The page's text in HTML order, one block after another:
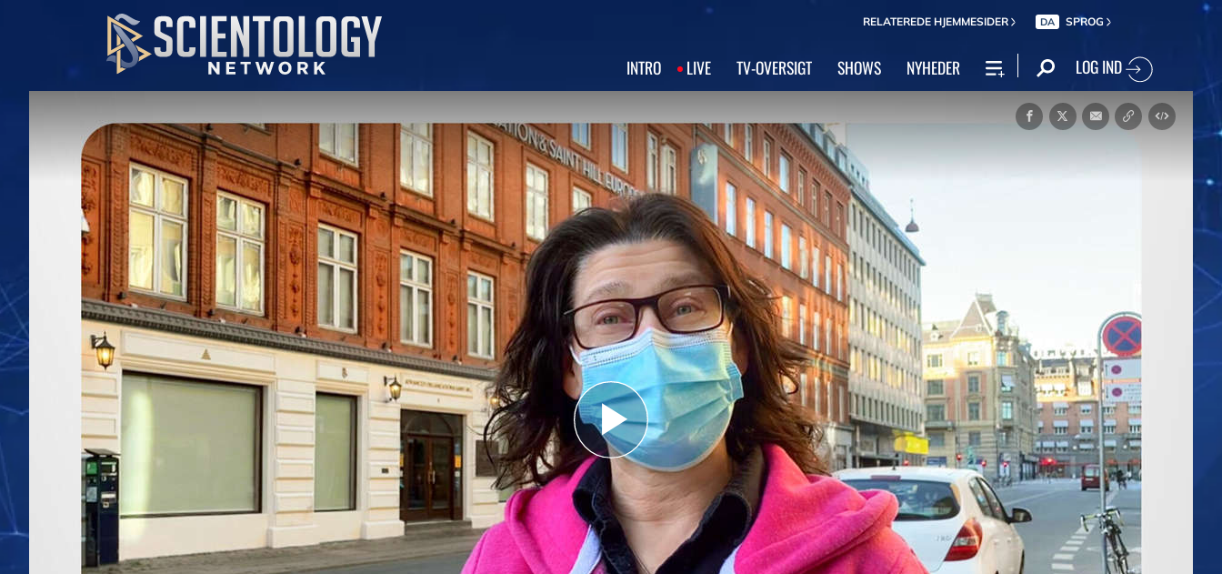
RELATEREDE HJEMMESIDER DA SPROG
INTRO LIVE TV‑OVERSIGT SHOWS NYHEDER LOG IND
Play